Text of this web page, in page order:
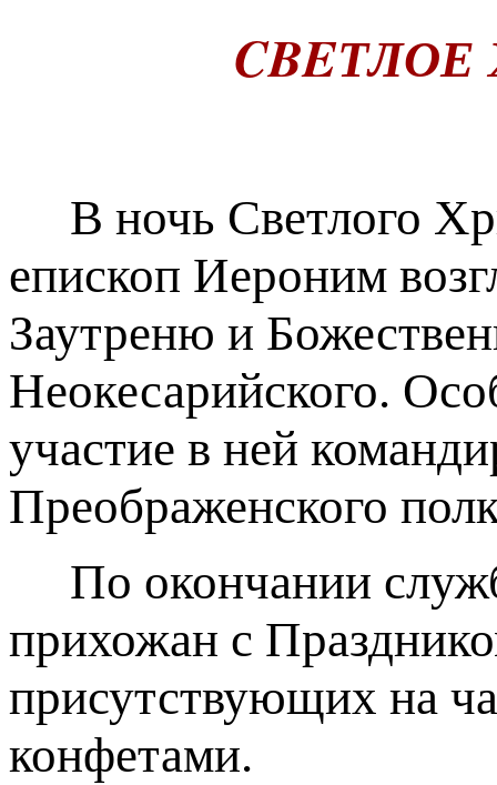
В ночь Светлого
епископ Иероним
Заутреню и
Неокесарийского.
участие в ней
Преображенского
По окончании
прихожан с
присутствующих на
конфетами.